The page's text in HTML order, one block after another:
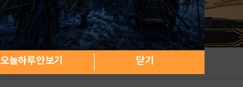
오늘하루 안보기 닫기